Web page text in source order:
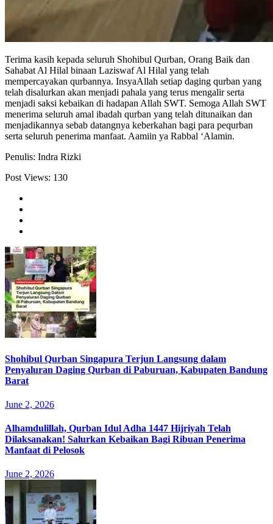
Terima kasih kepada seluruh Shohibul Qurban, Orang Baik dan
Sahabat Al Hilal binaan Laziswaf Al Hilal yang telah
mempercayakan qurbannya. InsyaAllah setiap daging qurban yang
telah disalurkan akan menjadi pahala yang terus mengalir serta
menjadi saksi kebaikan di hadapan Allah SWT. Semoga Allah SWT
menerima seluruh amal ibadah qurban yang telah ditunaikan dan
menjadikannya sebab datangnya keberkahan bagi para pequrban
serta seluruh penerima manfaat. Aamiin ya Rabbal ‘Alamin.
Penulis: Indra Rizki
Post Views: 130
Shohibul Qurban Singapura Terjun Langsung dalam
Penyaluran Daging Qurban di Paburuan, Kabupaten Bandung
Barat
June 2, 2026
Alhamdulillah, Qurban Idul Adha 1447 Hijriyah Telah
Dilaksanakan! Salurkan Kebaikan Bagi Ribuan Penerima
Manfaat di Pelosok
June 2, 2026